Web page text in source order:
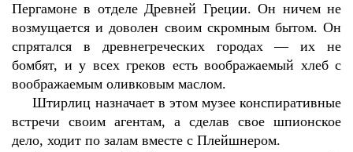
Пергамоне в отделе Древней Греции. Он ничем не
возмущается и доволен своим скромным бытом. Он
спрятался в древнегреческих городах — их не
бомбят, и у всех греков есть воображаемый хлеб с
воображаемым оливковым маслом.
Штирлиц назначает в этом музее конспиративные
встречи своим агентам, а сделав свое шпионское
дело, ходит по залам вместе с Плейшнером.